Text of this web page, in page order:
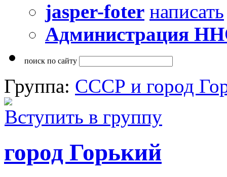
jasper-foter написать
Администрация
поиск по сайту
Группа: СССР и город
Вступить в группу
город Горький